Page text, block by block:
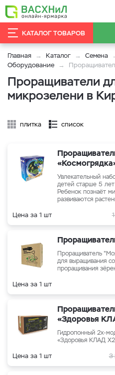
КАТАЛОГ ТОВАРОВ
Главная Каталог Семена
Оборудование
Проращиватели
микрозелени в
плитка список
Увлекательный
детей старше 5
Ребенок познаёт
развиваются
Цена за 1 шт
Проращиватель
для выращивания
проращивания
Цена за 1 шт
«Здоровья
Гидропонный 2х-
«Здоровья КЛАД
Цена за 1 шт 3